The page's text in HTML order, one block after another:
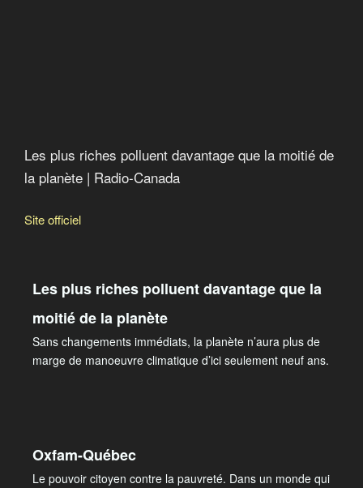
Les plus riches polluent davantage que la moitié de
la planète | Radio-Canada
Site officiel
Les plus riches polluent davantage que la
moitié de la planète
Sans changements immédiats, la planète n’aura plus de
marge de manoeuvre climatique d’ici seulement neuf ans.
Oxfam-Québec
Le pouvoir citoyen contre la pauvreté. Dans un monde qui